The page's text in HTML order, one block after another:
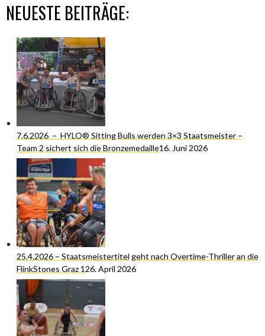
NEUESTE BEITRÄGE:
7.6.2026 – HYLO® Sitting Bulls werden 3×3 Staatsmeister –
Team 2 sichert sich die Bronzemedaille16. Juni 2026
25.4.2026 – Staatsmeistertitel geht nach Overtime-Thriller an die
FlinkStones Graz 126. April 2026